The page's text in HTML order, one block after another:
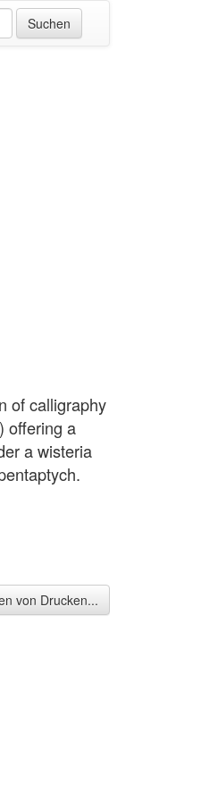
of calligraphy
offering a
a wisteria
von Drucken...